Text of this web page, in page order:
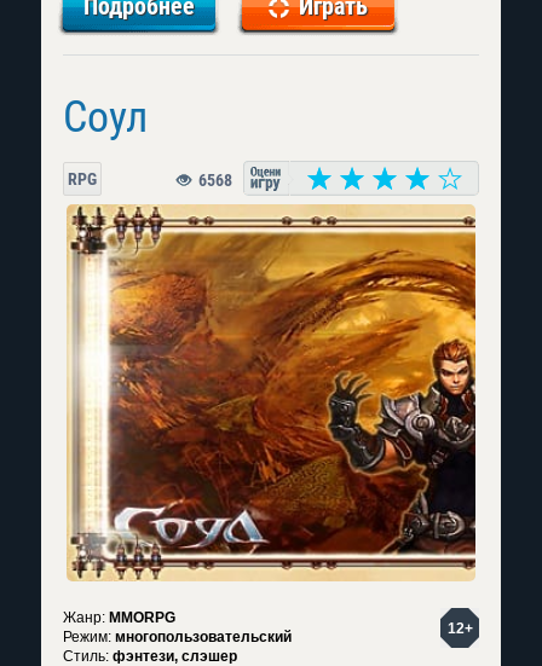
Подробнее Играть
Соул
RPG 6568
12+
Жанр: MMORPG
Режим: многопользовательский
Стиль: фэнтези, слэшер